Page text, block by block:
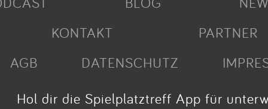
KONTAKT
PARTNER
AGB
DATENSCHUTZ
Hol dir die Spielplatztreff App für